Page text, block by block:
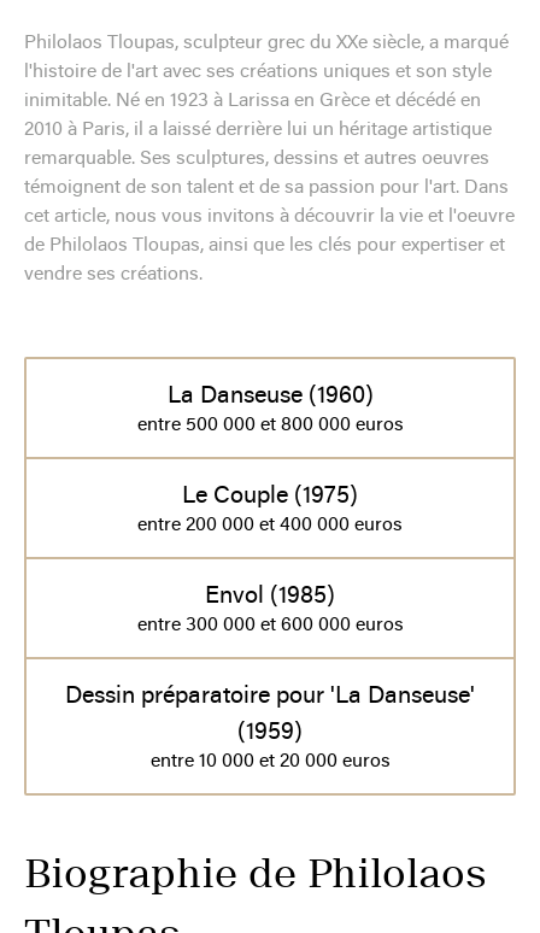
Philolaos Tloupas, sculpteur grec du XXe siècle, a marqué
l'histoire de l'art avec ses créations uniques et son style
inimitable. Né en 1923 à Larissa en Grèce et décédé en
2010 à Paris, il a laissé derrière lui un héritage artistique
remarquable. Ses sculptures, dessins et autres oeuvres
témoignent de son talent et de sa passion pour l'art. Dans
cet article, nous vous invitons à découvrir la vie et l'oeuvre
de Philolaos Tloupas, ainsi que les clés pour expertiser et
vendre ses créations.
La Danseuse (1960)
entre 500 000 et 800 000 euros
Le Couple (1975)
entre 200 000 et 400 000 euros
Envol (1985)
entre 300 000 et 600 000 euros
Dessin préparatoire pour 'La Danseuse'
(1959)
entre 10 000 et 20 000 euros
Biographie de Philolaos